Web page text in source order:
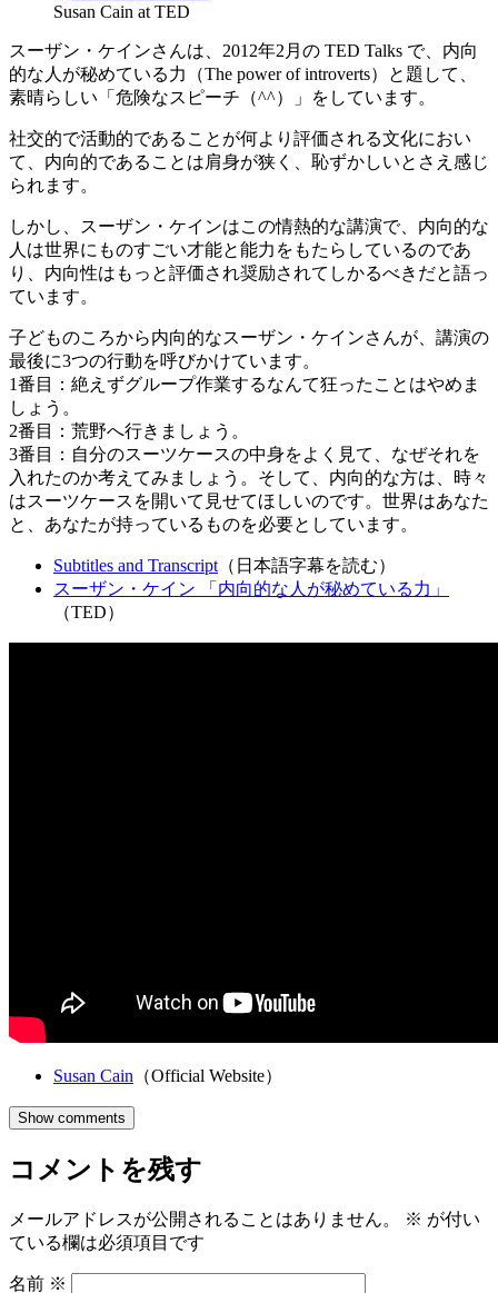
Susan Cain at TED
スーザン・ケインさんは、2012年2月の TED Talks で、内向
的な人が秘めている力（The power of introverts）と題して、
素晴らしい「危険なスピーチ（^^）」をしています。
社交的で活動的であることが何より評価される文化におい
て、内向的であることは肩身が狭く、恥ずかしいとさえ感じ
られます。
しかし、スーザン・ケインはこの情熱的な講演で、内向的な
人は世界にものすごい才能と能力をもたらしているのであ
り、内向性はもっと評価され奨励されてしかるべきだと語っ
ています。
子どものころから内向的なスーザン・ケインさんが、講演の
最後に3つの行動を呼びかけています。
1番目：絶えずグループ作業するなんて狂ったことはやめま
しょう。
2番目：荒野へ行きましょう。
3番目：自分のスーツケースの中身をよく見て、なぜそれを
入れたのか考えてみましょう。そして、内向的な方は、時々
はスーツケースを開いて見せてほしいのです。世界はあなた
と、あなたが持っているものを必要としています。
Subtitles and Transcript （日本語字幕を読む）
スーザン・ケイン 「内向的な人が秘めている力」
（TED）
Susan Cain （Official Website）
Show comments
コメントを残す
メールアドレスが公開されることはありません。 ※ が付い
ている欄は必須項目です
名前 ※